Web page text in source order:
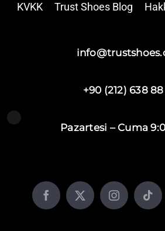
KVKK Trust Shoes Blog
+90 (212) 638
Pazartesi – Cuma